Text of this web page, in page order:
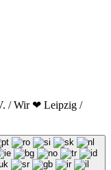
/ Wir ❤ Leipzig /